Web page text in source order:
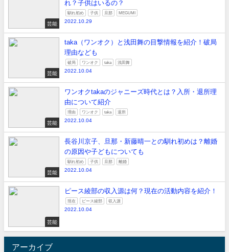
芸能
れ？子供はいるの？
馴れ初め 子供 旦那 MEGUMI
2022.10.29
芸能
taka（ワンオク）と浅田舞の目撃情報を紹介！破局
理由なども
破局 ワンオク taka 浅田舞
2022.10.04
芸能
ワンオクtakaのジャニーズ時代とは？入所・退所理
由について紹介
理由 ワンオク taka 退所
2022.10.04
芸能
長谷川京子、旦那・新藤晴一との馴れ初めは？離婚
の原因や子どもについても
馴れ初め 子供 旦那 離婚
2022.10.04
芸能
ピース綾部の収入源は何？現在の活動内容を紹介！
現在 ピース綾部 収入源
2022.10.04
アーカイブ